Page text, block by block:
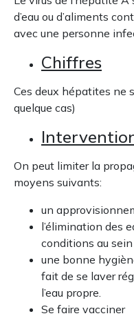
d’eau ou d’aliments
avec une personne
Chiffres
Ces deux hépatites ne
quelque cas)
On peut limiter la
moyens suivants:
un
l’élimination des
conditions au
une bonne
fait de se laver
l’eau propre.
Se faire vacciner